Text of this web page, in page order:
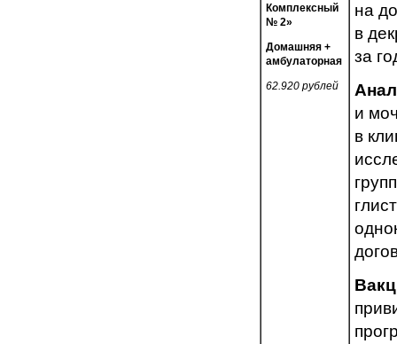
Комплексный
№ 2»
Домашняя +
амбулаторная
62.920 рублей
на
в
за
и
в